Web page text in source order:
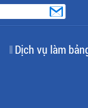
Dịch vụ làm